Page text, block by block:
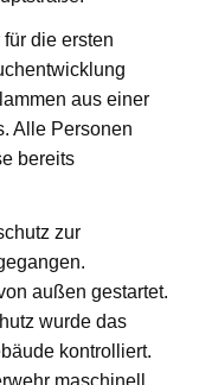
die ersten
aus einer
Alle Personen
bereits
zur
außen gestartet.
wurde das
kontrolliert.
maschinell